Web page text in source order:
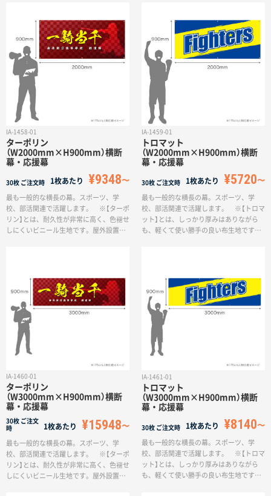
商業施設などにも安心してご利用いただ
けます。一方で、重く折りたたみが難し
いので、持ち運びには不向きです。
ポリンよりも早く色褪せます。
IA-1458-01
ターポリン
（W2000mm×H900mm）横断
幕・応援幕
30枚 ご注文時 1枚あたり ¥9348
最も一般的な横長の幕。スポーツ、学
校、部活関連で活躍します。 ※【ターポ
リン】とは、耐久性が非常に高く、色褪せ
しにくいビニール生地です。屋外設置に
けます。一方で、重く折りたたみが難し
いので、持ち運びには不向きです。
IA-1459-01
トロマット
（W2000mm×H900mm）横断
幕・応援幕
30枚 ご注文時 1枚あたり ¥5720
最も一般的な横長の幕。スポーツ、学
校、部活関連で活躍します。 ※【トロマ
ット】とは、しっかり厚みはありながら
も、軽くて使い勝手の良い布生地です。
IA-1460-01
ターポリン
（W3000mm×H900mm）横断
幕・応援幕
30枚 ご注文
時
1枚あたり ¥15948
最も一般的な横長の幕。スポーツ、学
校、部活関連で活躍します。 ※【ターポ
リン】とは、耐久性が非常に高く、色褪せ
しにくいビニール生地です。屋外設置に
IA-1461-01
トロマット
（W3000mm×H900mm）横断
幕・応援幕
30枚 ご注文時 1枚あたり ¥8140
最も一般的な横長の幕。スポーツ、学
校、部活関連で活躍します。 ※【トロマ
ット】とは、しっかり厚みはありながら
も、軽くて使い勝手の良い布生地です。